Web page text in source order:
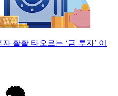
활활 타오르는 ‘금 투자’ 이